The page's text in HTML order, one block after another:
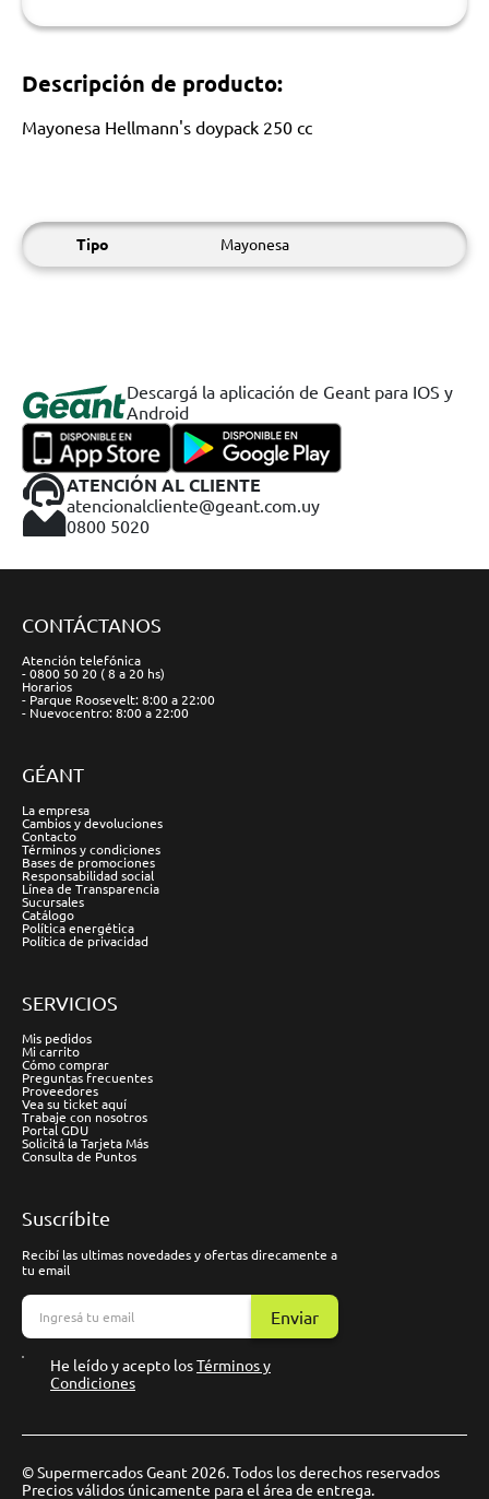
Descripción de producto:
Mayonesa Hellmann's doypack 250 cc
Tipo Mayonesa
Descargá la aplicación de Geant para IOS y
Android
ATENCIÓN AL CLIENTE
atencionalcliente@geant.com.uy
0800 5020
CONTÁCTANOS
Atención telefónica
- 0800 50 20 ( 8 a 20 hs)
Horarios
- Parque Roosevelt: 8:00 a 22:00
- Nuevocentro: 8:00 a 22:00
GÉANT
La empresa
Cambios y devoluciones
Contacto
Términos y condiciones
Bases de promociones
Responsabilidad social
Línea de Transparencia
Sucursales
Catálogo
Política energética
Política de privacidad
SERVICIOS
Mis pedidos
Mi carrito
Cómo comprar
Preguntas frecuentes
Proveedores
Vea su ticket aquí
Trabaje con nosotros
Portal GDU
Solicitá la Tarjeta Más
Consulta de Puntos
Suscríbite
Recibí las ultimas novedades y ofertas direcamente a
tu email
Enviar
He leído y acepto losTérminos y
Condiciones
© Supermercados Geant 2026. Todos los derechos reservados
Precios válidos únicamente para el área de entrega.